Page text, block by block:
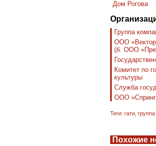
Дом Рогова
Группа
ООО
(б. ООО
Комитет по
культуры
Служба
ООО
Теги: гати
Похожие